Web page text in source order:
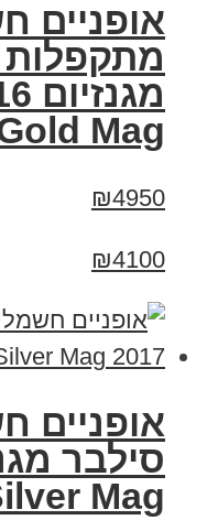
אופניים
מתקפלות
Mag
₪4950
₪4100
אופניים
Mag